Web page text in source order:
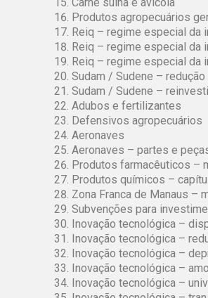
Produtos agropecuários
Reiq – regime especial da
Reiq – regime especial da
Reiq – regime especial da
Sudam / Sudene – redução
Sudam / Sudene –
Adubos e fertilizantes
Defensivos agropecuários
Aeronaves
Aeronaves – partes e
Produtos farmacêuticos –
Produtos químicos –
Zona Franca de Manaus –
Subvenções para
Inovação tecnológica –
Inovação tecnológica –
Inovação tecnológica –
Inovação tecnológica –
Inovação tecnológica –